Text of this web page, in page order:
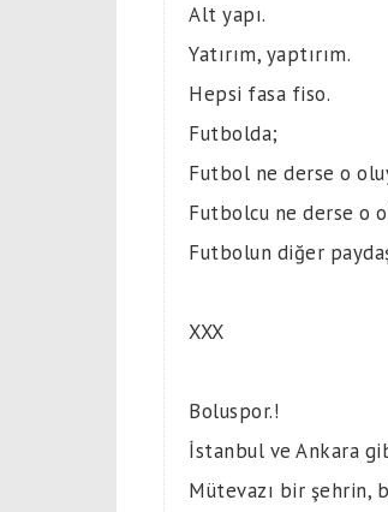
Alt yapı.
Yatırım, yaptırım.
Hepsi fasa fiso.
Futbolda;
Futbol ne derse o
Futbolcu ne derse o
Futbolun diğer
XXX
Boluspor.!
İstanbul ve Ankara
Mütevazı bir şehrin,